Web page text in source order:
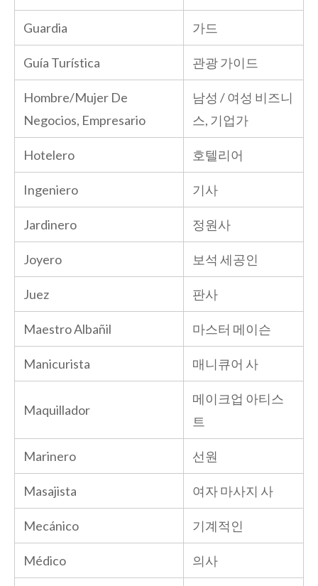
Guardia 가드
Guía Turística 관광 가이드
Hombre/Mujer De
Negocios, Empresario
남성 / 여성 비즈니
스, 기업가
Hotelero 호텔리어
Ingeniero 기사
Jardinero 정원사
Joyero 보석 세공인
Juez 판사
Maestro Albañil 마스터 메이슨
Manicurista 매니큐어 사
Maquillador
메이크업 아티스
트
Marinero 선원
Masajista 여자 마사지 사
Mecánico 기계적인
Médico 의사